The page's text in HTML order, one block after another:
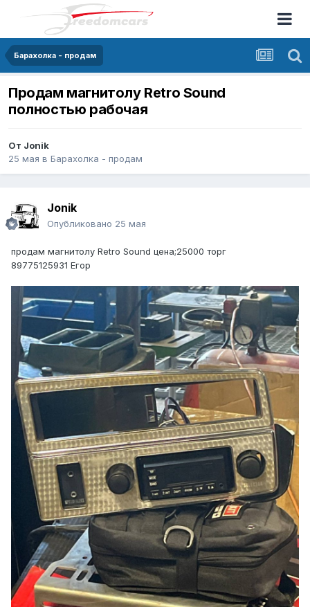
Барахолка - продам
Продам магнитолу Retro Sound
полностью рабочая
От Jonik
25 мая в Барахолка - продам
Jonik
Опубликовано 25 мая
продам магнитолу Retro Sound цена;25000 торг
89775125931 Егор